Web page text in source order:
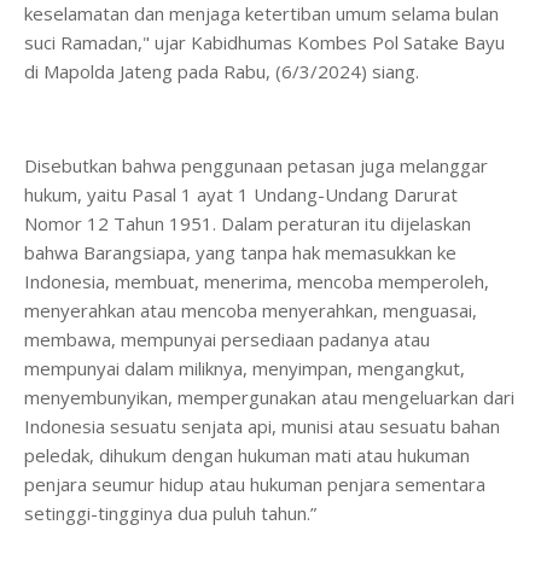
keselamatan dan menjaga ketertiban umum selama bulan
suci Ramadan," ujar Kabidhumas Kombes Pol Satake Bayu
di Mapolda Jateng pada Rabu, (6/3/2024) siang.
Disebutkan bahwa penggunaan petasan juga melanggar
hukum, yaitu Pasal 1 ayat 1 Undang-Undang Darurat
Nomor 12 Tahun 1951. Dalam peraturan itu dijelaskan
bahwa Barangsiapa, yang tanpa hak memasukkan ke
Indonesia, membuat, menerima, mencoba memperoleh,
menyerahkan atau mencoba menyerahkan, menguasai,
membawa, mempunyai persediaan padanya atau
mempunyai dalam miliknya, menyimpan, mengangkut,
menyembunyikan, mempergunakan atau mengeluarkan dari
Indonesia sesuatu senjata api, munisi atau sesuatu bahan
peledak, dihukum dengan hukuman mati atau hukuman
penjara seumur hidup atau hukuman penjara sementara
setinggi-tingginya dua puluh tahun.”